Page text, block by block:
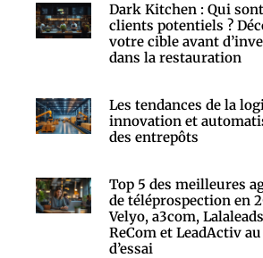
Dark Kitchen : Qui
clients potentiels ?
votre cible avant
dans la restauration
Les tendances de la
innovation et
des entrepôts
Top 5 des meilleures
de téléprospection en
Velyo, a3com,
ReCom et LeadActiv
d’essai